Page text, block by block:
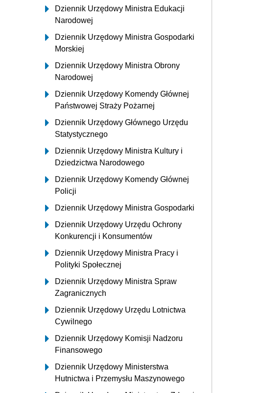
Dziennik Urzędowy Ministra Edukacji
Narodowej
Dziennik Urzędowy Ministra Gospodarki
Morskiej
Dziennik Urzędowy Ministra Obrony
Narodowej
Dziennik Urzędowy Komendy Głównej
Państwowej Straży Pożarnej
Dziennik Urzędowy Głównego Urzędu
Statystycznego
Dziennik Urzędowy Ministra Kultury i
Dziedzictwa Narodowego
Dziennik Urzędowy Komendy Głównej
Policji
Dziennik Urzędowy Ministra Gospodarki
Dziennik Urzędowy Urzędu Ochrony
Konkurencji i Konsumentów
Dziennik Urzędowy Ministra Pracy i
Polityki Społecznej
Dziennik Urzędowy Ministra Spraw
Zagranicznych
Dziennik Urzędowy Urzędu Lotnictwa
Cywilnego
Dziennik Urzędowy Komisji Nadzoru
Finansowego
Dziennik Urzędowy Ministerstwa
Hutnictwa i Przemysłu Maszynowego